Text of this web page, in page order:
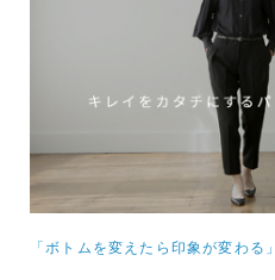
「ボトムを変えたら印象が変わる」